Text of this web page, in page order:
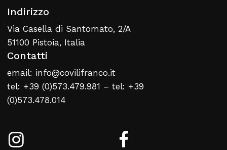
Nessun prodotto nel carrello
Indirizzo
Via Casella di Santomato, 2/A
51100 Pistoia, Italia
Contatti
email: info@covilifranco.it
tel: +39 (0)573.479.981 – tel: +39
(0)573.478.014